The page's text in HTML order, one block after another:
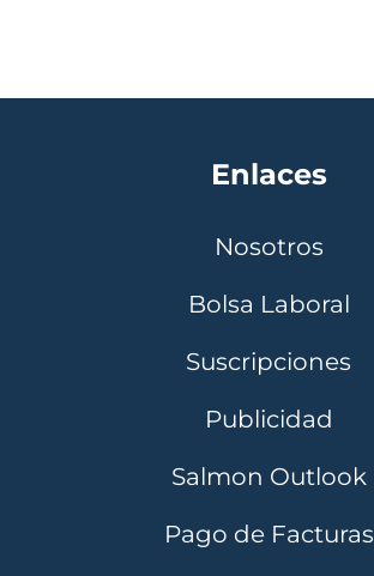
Enlaces
Nosotros
Bolsa Laboral
Suscripciones
Publicidad
Salmon Outlook
Pago de Facturas